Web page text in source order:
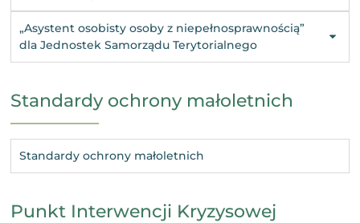
„Asystent osobisty osoby z niepełnosprawnością”
dla Jednostek Samorządu Terytorialnego
Standardy ochrony małoletnich
Standardy ochrony małoletnich
Punkt Interwencji Kryzysowej